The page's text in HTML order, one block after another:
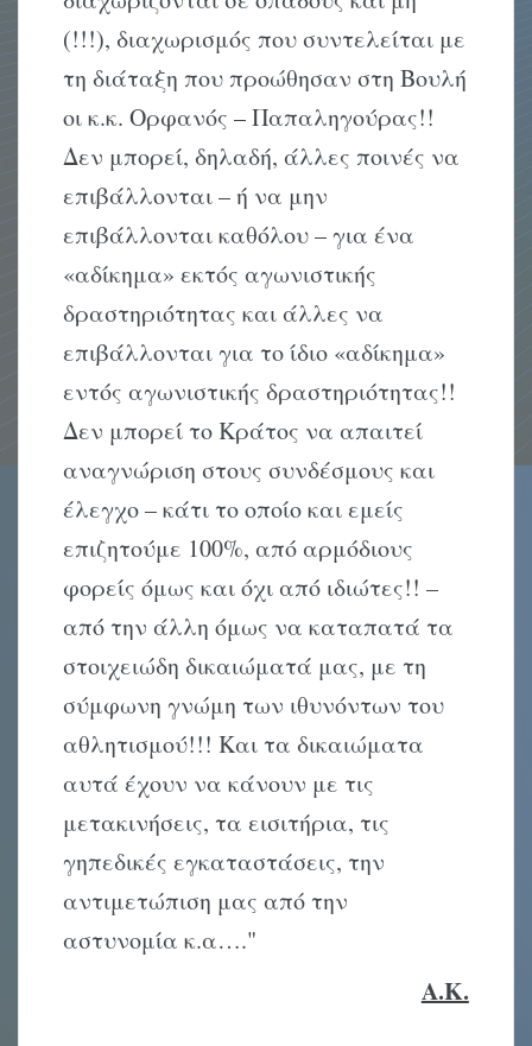
(!!!), διαχωρισμός που συντελείται με
τη διάταξη που προώθησαν στη Βουλή
οι κ.κ. Ορφανός – Παπαληγούρας!!
Δεν μπορεί, δηλαδή, άλλες ποινές να
επιβάλλονται – ή να μην
επιβάλλονται καθόλου – για ένα
«αδίκημα» εκτός αγωνιστικής
δραστηριότητας και άλλες να
επιβάλλονται για το ίδιο «αδίκημα»
εντός αγωνιστικής δραστηριότητας!!
Δεν μπορεί το Κράτος να απαιτεί
αναγνώριση στους συνδέσμους και
έλεγχο – κάτι το οποίο και εμείς
επιζητούμε 100%, από αρμόδιους
φορείς όμως και όχι από ιδιώτες!! –
από την άλλη όμως να καταπατά τα
στοιχειώδη δικαιώματά μας, με τη
σύμφωνη γνώμη των ιθυνόντων του
αθλητισμού!!! Και τα δικαιώματα
αυτά έχουν να κάνουν με τις
μετακινήσεις, τα εισιτήρια, τις
γηπεδικές εγκαταστάσεις, την
αντιμετώπιση μας από την
αστυνομία κ.α…."
A.K.